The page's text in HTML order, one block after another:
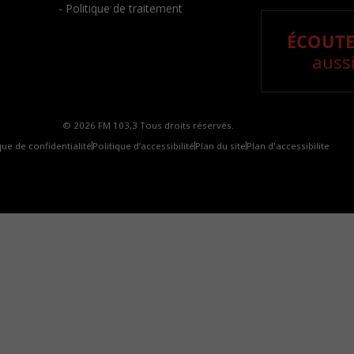
- Politique de traitement
© 2026 FM 103,3 Tous droits réservés.
de confidentialité Politique d’accessibilité Plan du site Plan d'accessibilite